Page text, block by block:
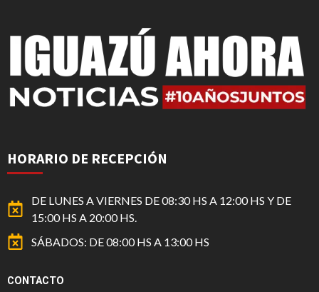
HORARIO DE RECEPCIÓN
DE LUNES A VIERNES DE 08:30 HS A 12:00 HS Y DE
15:00 HS A 20:00 HS.
SÁBADOS: DE 08:00 HS A 13:00 HS
CONTACTO